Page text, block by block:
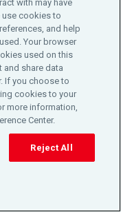
with may have
cookies to
and help
Your browser
used on this
and share data
If you choose to
cookies to your
more information,
Center.
Reject All